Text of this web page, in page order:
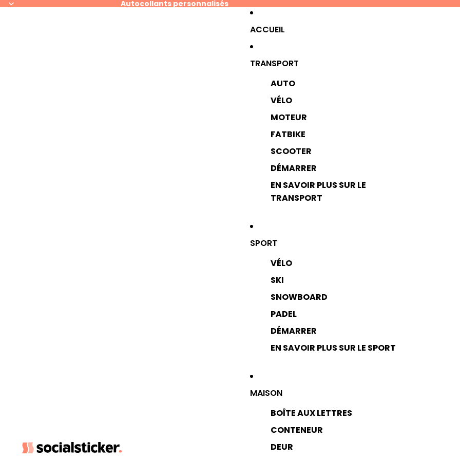
Autocollants personnalisés
ACCUEIL
TRANSPORT
AUTO
VÉLO
MOTEUR
FATBIKE
SCOOTER
DÉMARRER
EN SAVOIR PLUS SUR LE
TRANSPORT
SPORT
VÉLO
SKI
SNOWBOARD
PADEL
DÉMARRER
EN SAVOIR PLUS SUR LE SPORT
MAISON
BOÎTE AUX LETTRES
CONTENEUR
DEUR